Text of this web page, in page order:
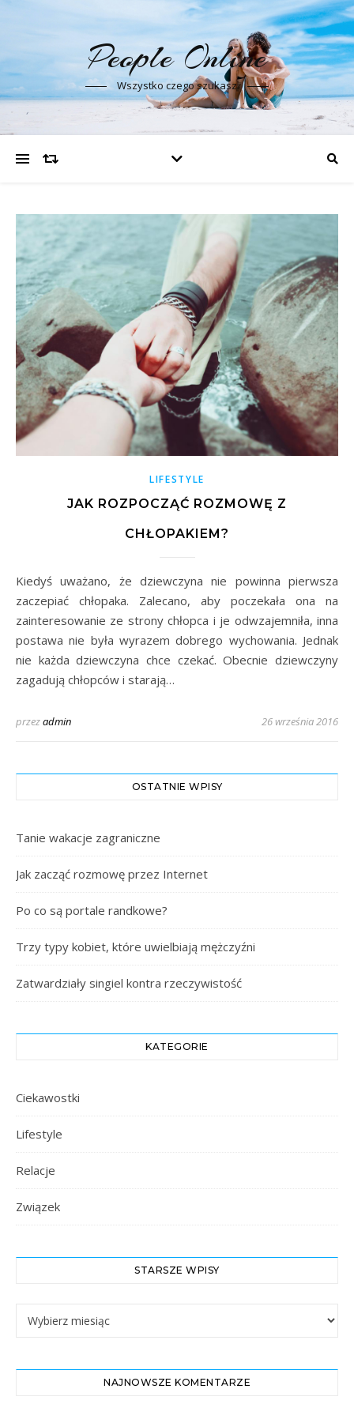
People Online
Wszystko czego szukasz
LIFESTYLE
JAK ROZPOCZĄĆ ROZMOWĘ Z
CHŁOPAKIEM?
Kiedyś uważano, że dziewczyna nie powinna pierwsza
zaczepiać chłopaka. Zalecano, aby poczekała ona na
zainteresowanie ze strony chłopca i je odwzajemniła, inna
postawa nie była wyrazem dobrego wychowania. Jednak
nie każda dziewczyna chce czekać. Obecnie dziewczyny
zagadują chłopców i starają…
przezadmin 26 września 2016
OSTATNIE WPISY
Tanie wakacje zagraniczne
Jak zacząć rozmowę przez Internet
Po co są portale randkowe?
Trzy typy kobiet, które uwielbiają mężczyźni
Zatwardziały singiel kontra rzeczywistość
KATEGORIE
Ciekawostki
Lifestyle
Relacje
Związek
STARSZE WPISY
Starsze Wpisy
NAJNOWSZE KOMENTARZE